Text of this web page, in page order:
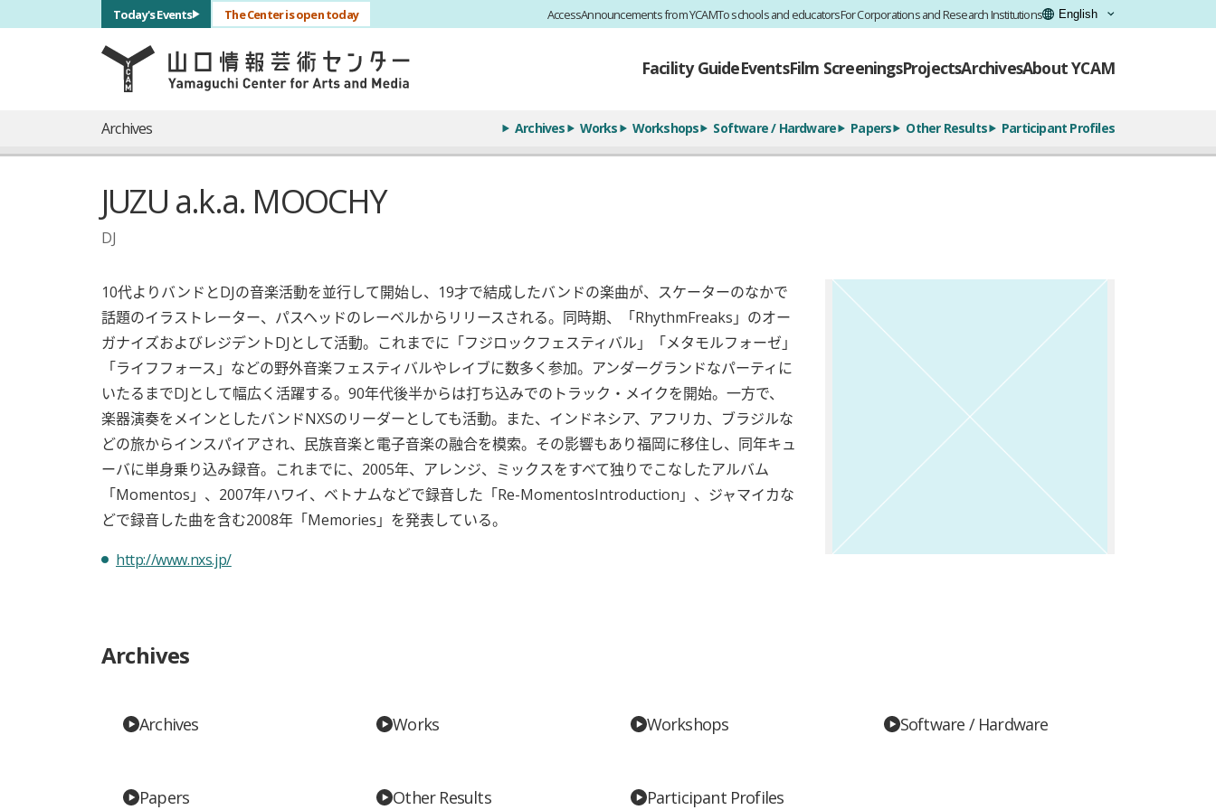
skip to main content The Center is open today
Today's Events AccessAnnouncements from YCAMTo schools and educatorsFor Corporations and Research Institutions
言語を切り替える
メインナビゲーション
Facility GuideEventsFilm ScreeningsProjectsArchivesAbout YCAM
Archives Archives Works Workshops Software / Hardware Papers Other Results Participant Profiles
JUZU a.k.a. MOOCHY
DJ
10代よりバンドとDJの音楽活動を並行して開始し、19才で結成したバンドの楽曲が、スケーターのなかで
話題のイラストレーター、パスヘッドのレーベルからリリースされる。同時期、「RhythmFreaks」のオー
ガナイズおよびレジデントDJとして活動。これまでに「フジロックフェスティバル」「メタモルフォーゼ」
「ライフフォース」などの野外音楽フェスティバルやレイブに数多く参加。アンダーグランドなパーティに
いたるまでDJとして幅広く活躍する。90年代後半からは打ち込みでのトラック・メイクを開始。一方で、
楽器演奏をメインとしたバンドNXSのリーダーとしても活動。また、インドネシア、アフリカ、ブラジルな
どの旅からインスパイアされ、民族音楽と電子音楽の融合を模索。その影響もあり福岡に移住し、同年キュ
ーバに単身乗り込み録音。これまでに、2005年、アレンジ、ミックスをすべて独りでこなしたアルバム
「Momentos」、2007年ハワイ、ベトナムなどで録音した「Re-MomentosIntroduction」、ジャマイカな
どで録音した曲を含む2008年「Memories」を発表している。
http://www.nxs.jp/
Archives
Archives Works Workshops Software / Hardware
Papers Other Results Participant Profiles